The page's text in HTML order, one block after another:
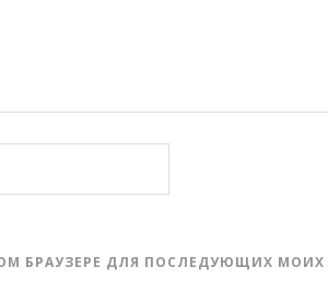
БРАУЗЕРЕ ДЛЯ ПОСЛЕДУЮЩИХ